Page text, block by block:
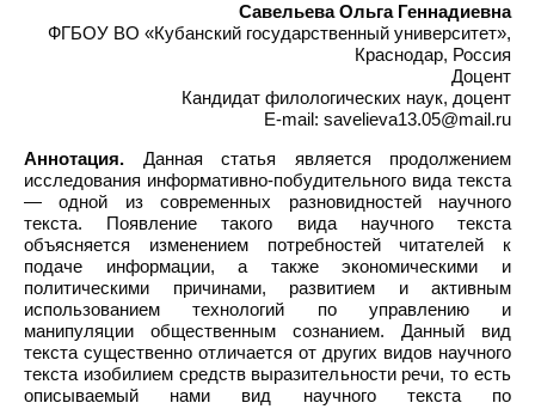
Савельева Ольга Геннадиевна
ФГБОУ ВО «Кубанский государственный университет»,
Краснодар, Россия
Доцент
Кандидат филологических наук, доцент
E-mail: savelieva13.05@mail.ru
Аннотация. Данная статья является продолжением
исследования информативно-побудительного вида текста
— одной из современных разновидностей научного
текста. Появление такого вида научного текста
объясняется изменением потребностей читателей к
подаче информации, а также экономическими и
политическими причинами, развитием и активным
использованием технологий по управлению и
манипуляции общественным сознанием. Данный вид
текста существенно отличается от других видов научного
текста изобилием средств выразительности речи, то есть
описываемый нами вид научного текста по